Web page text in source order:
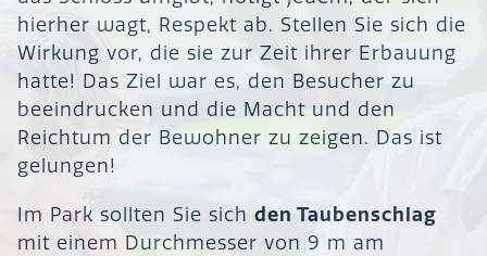
hierher wagt, Respekt ab. Stellen Sie sich die
Wirkung vor, die sie zur Zeit ihrer Erbauung
hatte! Das Ziel war es, den Besucher zu
beeindrucken und die Macht und den
Reichtum der Bewohner zu zeigen. Das ist
gelungen!
Im Park sollten Sie sich den Taubenschlag
mit einem Durchmesser von 9 m am